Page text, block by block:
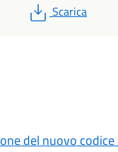
PDF
Scarica
del nuovo